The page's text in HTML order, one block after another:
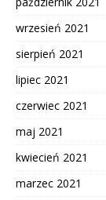
wrzesień 2021
sierpień 2021
lipiec 2021
czerwiec 2021
maj 2021
kwiecień 2021
marzec 2021